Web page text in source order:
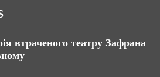
втраченого театру Зафрана